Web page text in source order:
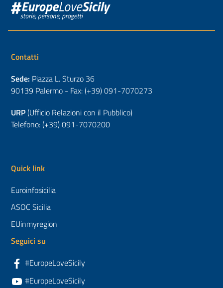
Contatti
Sede: Piazza L. Sturzo 36
90139 Palermo - Fax: (+39) 091-7070273
URP(Ufficio Relazioni con il Pubblico)
Telefono: (+39) 091-7070200
Quick link
Euroinfosicilia
ASOC Sicilia
EUinmyregion
Seguici su
#EuropeLoveSicily
#EuropeLoveSicily